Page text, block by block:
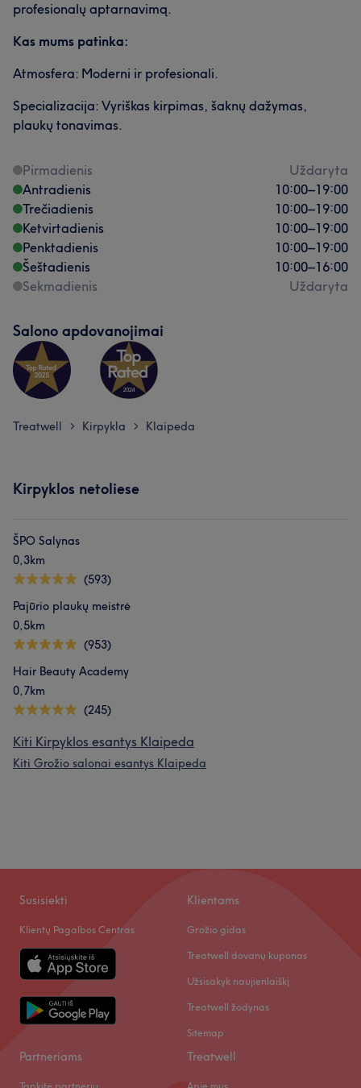
profesionalų aptarnavimą.
Kas mums patinka:
Atmosfera: Moderni ir profesionali.
Specializacija: Vyriškas kirpimas, šaknų dažymas,
plaukų tonavimas.
Pirmadienis
Uždaryta
Antradienis
10:00–19:00
Trečiadienis
10:00–19:00
Ketvirtadienis
10:00–19:00
Penktadienis
10:00–19:00
Šeštadienis
10:00–16:00
Sekmadienis
Uždaryta
Salono apdovanojimai
Treatwell > Kirpykla > Klaipeda
Kirpyklos netoliese
ŠPO Salynas
0,3km
(593)
Pajūrio plaukų meistrė
0,5km
(953)
Hair Beauty Academy
0,7km
(245)
Kiti Kirpyklos esantys Klaipeda
Kiti Grožio salonai esantys Klaipeda
Susisiekti
Klientų Pagalbos Centras
Klientams
Grožio gidas
Treatwell dovanų kuponas
Užsisakyk naujienlaiškį
Treatwell žodynas
Sitemap
Partneriams Treatwell